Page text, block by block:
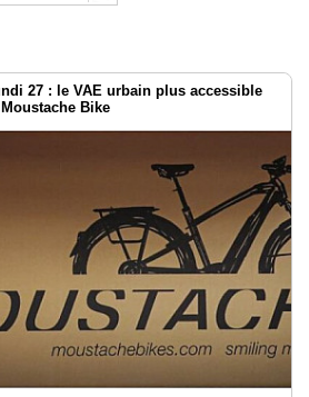
27 : le VAE urbain plus accessible
Bike